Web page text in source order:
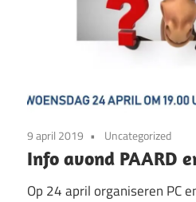
9 april 2019 Uncategorized
Info avond PAARD
Op 24 april organiseren PC